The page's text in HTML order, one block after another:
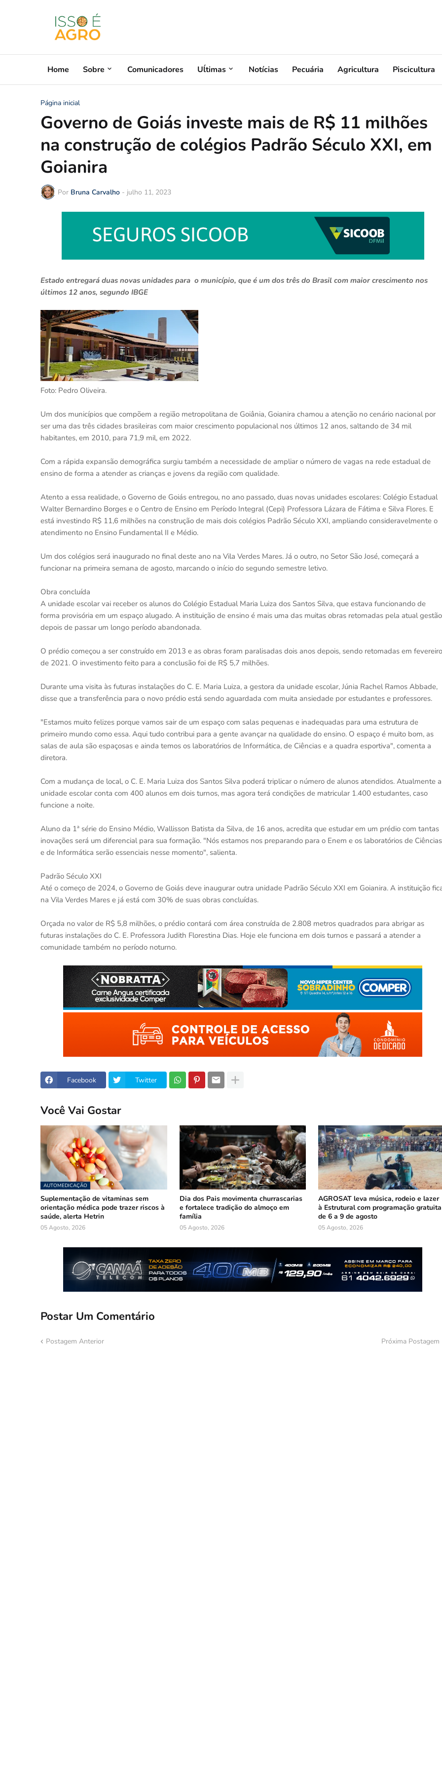
Home Sobre Comunicadores Uĺtimas Notícias Pecuária Agricultura Piscicultura
Página inicial
Governo de Goiás investe mais de R$ 11 milhões
na construção de colégios Padrão Século XXI, em
Goianira
Por Bruna Carvalho - julho 11, 2023
Estado entregará duas novas unidades para o município, que é um dos três do Brasil com maior crescimento nos
últimos 12 anos, segundo IBGE
Foto: Pedro Oliveira.
Um dos municípios que compõem a região metropolitana de Goiânia, Goianira chamou a atenção no cenário nacional por
ser uma das três cidades brasileiras com maior crescimento populacional nos últimos 12 anos, saltando de 34 mil
habitantes, em 2010, para 71,9 mil, em 2022.
Com a rápida expansão demográfica surgiu também a necessidade de ampliar o número de vagas na rede estadual de
ensino de forma a atender as crianças e jovens da região com qualidade.
Atento a essa realidade, o Governo de Goiás entregou, no ano passado, duas novas unidades escolares: Colégio Estadual
Walter Bernardino Borges e o Centro de Ensino em Período Integral (Cepi) Professora Lázara de Fátima e Silva Flores. E
está investindo R$ 11,6 milhões na construção de mais dois colégios Padrão Século XXI, ampliando consideravelmente o
atendimento no Ensino Fundamental II e Médio.
Um dos colégios será inaugurado no final deste ano na Vila Verdes Mares. Já o outro, no Setor São José, começará a
funcionar na primeira semana de agosto, marcando o início do segundo semestre letivo.
Obra concluída
A unidade escolar vai receber os alunos do Colégio Estadual Maria Luiza dos Santos Silva, que estava funcionando de
forma provisória em um espaço alugado. A instituição de ensino é mais uma das muitas obras retomadas pela atual
depois de passar um longo período abandonada.
O prédio começou a ser construído em 2013 e as obras foram paralisadas dois anos depois, sendo retomadas em fevereiro
de 2021. O investimento feito para a conclusão foi de R$ 5,7 milhões.
Durante uma visita às futuras instalações do C. E. Maria Luiza, a gestora da unidade escolar, Júnia Rachel Ramos Abbade,
disse que a transferência para o novo prédio está sendo aguardada com muita ansiedade por estudantes e professores.
"Estamos muito felizes porque vamos sair de um espaço com salas pequenas e inadequadas para uma estrutura de
primeiro mundo como essa. Aqui tudo contribui para a gente avançar na qualidade do ensino. O espaço é muito bom, as
salas de aula são espaçosas e ainda temos os laboratórios de Informática, de Ciências e a quadra esportiva", comenta a
diretora.
Com a mudança de local, o C. E. Maria Luiza dos Santos Silva poderá triplicar o número de alunos atendidos. Atualmente a
unidade escolar conta com 400 alunos em dois turnos, mas agora terá condições de matricular 1.400 estudantes, caso
funcione a noite.
Aluno da 1ª série do Ensino Médio, Wallisson Batista da Silva, de 16 anos, acredita que estudar em um prédio com tantas
inovações será um diferencial para sua formação. "Nós estamos nos preparando para o Enem e os laboratórios de Ciências
e de Informática serão essenciais nesse momento", salienta.
Padrão Século XXI
Até o começo de 2024, o Governo de Goiás deve inaugurar outra unidade Padrão Século XXI em Goianira. A instituição
na Vila Verdes Mares e já está com 30% de suas obras concluídas.
Orçada no valor de R$ 5,8 milhões, o prédio contará com área construída de 2.808 metros quadrados para abrigar as
futuras instalações do C. E. Professora Judith Florestina Dias. Hoje ele funciona em dois turnos e passará a atender a
comunidade também no período noturno.
Facebook Twitter
Você Vai Gostar
AUTOMEDICAÇÃO
Suplementação de vitaminas sem
orientação médica pode trazer riscos à
saúde, alerta Hetrin
05 Agosto, 2026
Dia dos Pais movimenta churrascarias
e fortalece tradição do almoço em
família
05 Agosto, 2026
AGROSAT leva música, rodeio e lazer
à Estrutural com programação gratuita
de 6 a 9 de agosto
05 Agosto, 2026
Postar Um Comentário
Postagem Anterior Próxima Postagem